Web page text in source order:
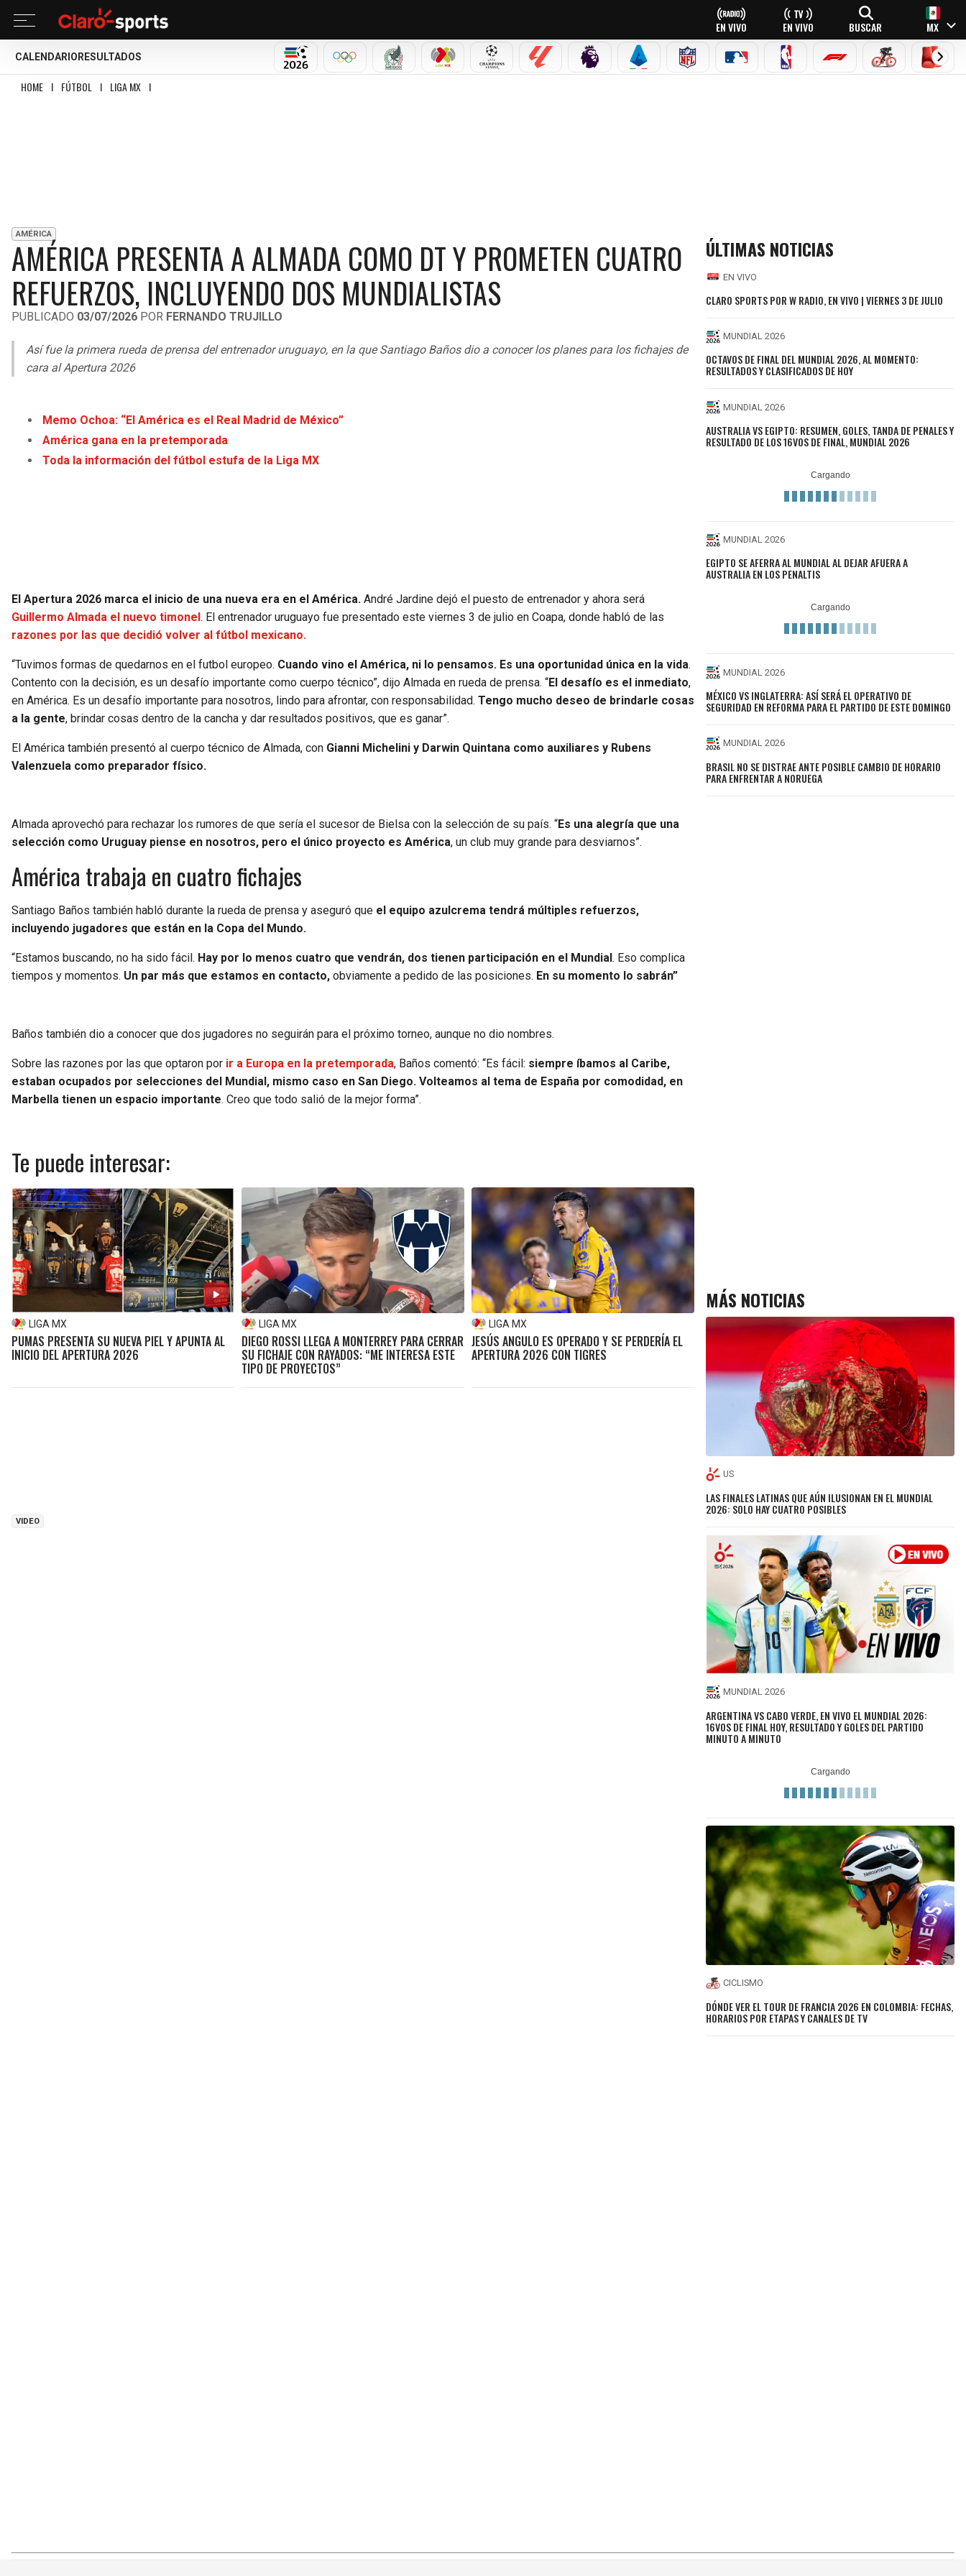
EN VIVO EN VIVO BUSCAR MX
CALENDARIO RESULTADOS
MUNDIAL 2026OLÍMPICOSSELECCIÓN MEXICANA
LIGA MX CHAMPIONS LEAGUE
LALIGA PREMIER LEAGUE
SERIE A NFL MLB NBA FÓRMULA 1CICLISMOBOXEO
HOME I FÚTBOL I LIGA MX I
AMÉRICA
AMÉRICA PRESENTA A ALMADA COMO DT Y PROMETEN CUATRO
REFUERZOS, INCLUYENDO DOS MUNDIALISTAS
PUBLICADO 03/07/2026 POR FERNANDO TRUJILLO
Así fue la primera rueda de prensa del entrenador uruguayo, en la que Santiago Baños dio a conocer los planes para los fichajes de
cara al Apertura 2026
Memo Ochoa: “El América es el Real Madrid de México”
América gana en la pretemporada
Toda la información del fútbol estufa de la Liga MX
El Apertura 2026 marca el inicio de una nueva era en el América. André Jardine dejó el puesto de entrenador y ahora será
Guillermo Almada el nuevo timonel . El entrenador uruguayo fue presentado este viernes 3 de julio en Coapa, donde habló de las
razones por las que decidió volver al fútbol mexicano.
“Tuvimos formas de quedarnos en el futbol europeo. Cuando vino el América, ni lo pensamos. Es una oportunidad única en la vida.
Contento con la decisión, es un desafío importante como cuerpo técnico”, dijo Almada en rueda de prensa. “El desafío es el inmediato,
en América. Es un desafío importante para nosotros, lindo para afrontar, con responsabilidad. Tengo mucho deseo de brindarle cosas
a la gente, brindar cosas dentro de la cancha y dar resultados positivos, que es ganar”.
El América también presentó al cuerpo técnico de Almada, con Gianni Michelini y Darwin Quintana como auxiliares y Rubens
Valenzuela como preparador físico.
Almada aprovechó para rechazar los rumores de que sería el sucesor de Bielsa con la selección de su país. “Es una alegría que una
selección como Uruguay piense en nosotros, pero el único proyecto es América, un club muy grande para desviarnos”.
América trabaja en cuatro fichajes
Santiago Baños también habló durante la rueda de prensa y aseguró que el equipo azulcrema tendrá múltiples refuerzos,
incluyendo jugadores que están en la Copa del Mundo.
“Estamos buscando, no ha sido fácil. Hay por lo menos cuatro que vendrán, dos tienen participación en el Mundial . Eso complica
tiempos y momentos. Un par más que estamos en contacto, obviamente a pedido de las posiciones. En su momento lo sabrán”
Baños también dio a conocer que dos jugadores no seguirán para el próximo torneo, aunque no dio nombres.
Sobre las razones por las que optaron por ir a Europa en la pretemporada, Baños comentó: “Es fácil: siempre íbamos al Caribe,
estaban ocupados por selecciones del Mundial, mismo caso en San Diego. Volteamos al tema de España por comodidad, en
Marbella tienen un espacio importante. Creo que todo salió de la mejor forma”.
Te puede interesar:
LIGA MX
PUMAS PRESENTA SU NUEVA PIEL Y APUNTA AL
INICIO DEL APERTURA 2026
LIGA MX
DIEGO ROSSI LLEGA A MONTERREY PARA CERRAR
SU FICHAJE CON RAYADOS: “ME INTERESA ESTE
TIPO DE PROYECTOS”
LIGA MX
JESÚS ANGULO ES OPERADO Y SE PERDERÍA EL
APERTURA 2026 CON TIGRES
VIDEO
ÚLTIMAS NOTICIAS
EN VIVO
CLARO SPORTS POR W RADIO, EN VIVO | VIERNES 3 DE JULIO
MUNDIAL 2026
OCTAVOS DE FINAL DEL MUNDIAL 2026, AL MOMENTO:
RESULTADOS Y CLASIFICADOS DE HOY
MUNDIAL 2026
AUSTRALIA VS EGIPTO: RESUMEN, GOLES, TANDA DE PENALES Y
RESULTADO DE LOS 16VOS DE FINAL, MUNDIAL 2026
MUNDIAL 2026
EGIPTO SE AFERRA AL MUNDIAL AL DEJAR AFUERA A
AUSTRALIA EN LOS PENALTIS
MUNDIAL 2026
MÉXICO VS INGLATERRA: ASÍ SERÁ EL OPERATIVO DE
SEGURIDAD EN REFORMA PARA EL PARTIDO DE ESTE DOMINGO
MUNDIAL 2026
BRASIL NO SE DISTRAE ANTE POSIBLE CAMBIO DE HORARIO
PARA ENFRENTAR A NORUEGA
MÁS NOTICIAS
US
LAS FINALES LATINAS QUE AÚN ILUSIONAN EN EL MUNDIAL
2026: SOLO HAY CUATRO POSIBLES
MUNDIAL 2026
ARGENTINA VS CABO VERDE, EN VIVO EL MUNDIAL 2026:
16VOS DE FINAL HOY, RESULTADO Y GOLES DEL PARTIDO
MINUTO A MINUTO
CICLISMO
DÓNDE VER EL TOUR DE FRANCIA 2026 EN COLOMBIA: FECHAS,
HORARIOS POR ETAPAS Y CANALES DE TV